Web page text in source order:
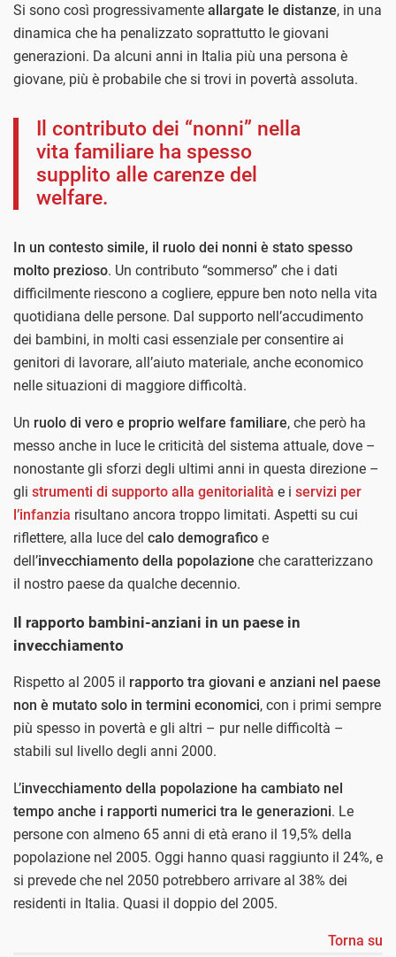
Si sono così progressivamente allargate le distanze, in una
dinamica che ha penalizzato soprattutto le giovani
generazioni. Da alcuni anni in Italia più una persona è
giovane, più è probabile che si trovi in povertà assoluta.
Il contributo dei “nonni” nella
vita familiare ha spesso
supplito alle carenze del
welfare.
In un contesto simile, il ruolo dei nonni è stato spesso
molto prezioso. Un contributo “sommerso” che i dati
difficilmente riescono a cogliere, eppure ben noto nella vita
quotidiana delle persone. Dal supporto nell’accudimento
dei bambini, in molti casi essenziale per consentire ai
genitori di lavorare, all’aiuto materiale, anche economico
nelle situazioni di maggiore difficoltà.
Un ruolo di vero e proprio welfare familiare, che però ha
messo anche in luce le criticità del sistema attuale, dove –
nonostante gli sforzi degli ultimi anni in questa direzione –
gli strumenti di supporto alla genitorialità e i servizi per
l’infanzia risultano ancora troppo limitati. Aspetti su cui
riflettere, alla luce del calo demografico e
dell’invecchiamento della popolazione che caratterizzano
il nostro paese da qualche decennio.
Il rapporto bambini-anziani in un paese in
invecchiamento
Rispetto al 2005 il rapporto tra giovani e anziani nel paese
non è mutato solo in termini economici, con i primi sempre
più spesso in povertà e gli altri – pur nelle difficoltà –
stabili sul livello degli anni 2000.
L’invecchiamento della popolazione ha cambiato nel
tempo anche i rapporti numerici tra le generazioni. Le
persone con almeno 65 anni di età erano il 19,5% della
popolazione nel 2005. Oggi hanno quasi raggiunto il 24%, e
si prevede che nel 2050 potrebbero arrivare al 38% dei
residenti in Italia. Quasi il doppio del 2005.
Torna su